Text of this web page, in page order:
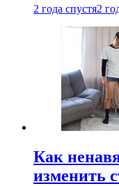
2 года спустя2
Как
изменить